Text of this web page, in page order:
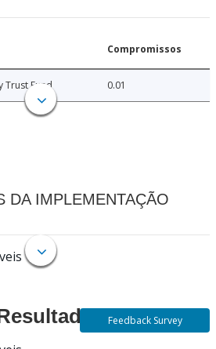
Compromissos
Trust Fund 0.01
DA IMPLEMENTAÇÃO
Feedback Survey